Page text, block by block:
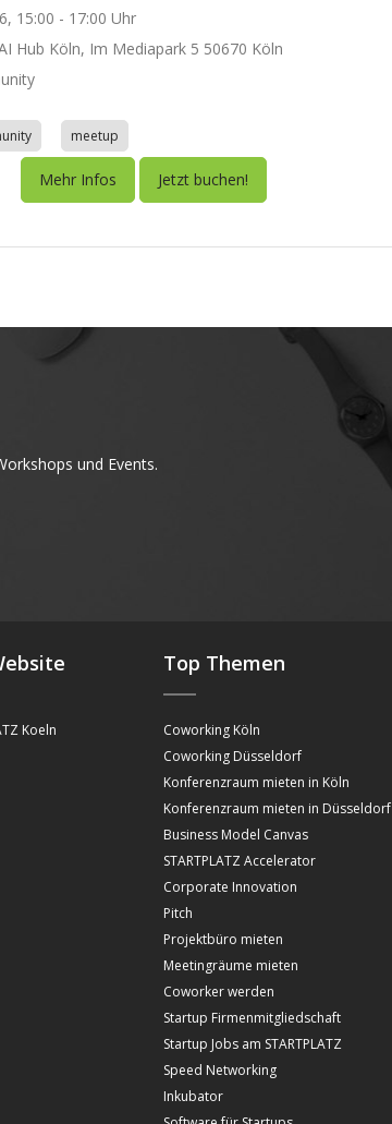
15:00 - 17:00 Uhr
Hub Köln, Im Mediapark 5 50670 Köln
meetup
Mehr Infos Jetzt buchen!
und Events.
Koeln
Top Themen
Coworking Köln
Coworking Düsseldorf
Konferenzraum mieten in Köln
Konferenzraum mieten in Düsseldorf
Business Model Canvas
STARTPLATZ Accelerator
Corporate Innovation
Pitch
Projektbüro mieten
Meetingräume mieten
Coworker werden
Startup Firmenmitgliedschaft
Startup Jobs am STARTPLATZ
Speed Networking
Inkubator